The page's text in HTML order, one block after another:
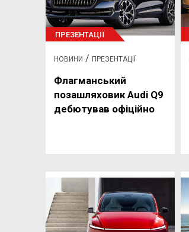
ПРЕЗЕНТАЦІЇ
НОВИНИ / ПРЕЗЕНТАЦІЇ
Флагманський
позашляховик Audi Q9
дебютував офіційно